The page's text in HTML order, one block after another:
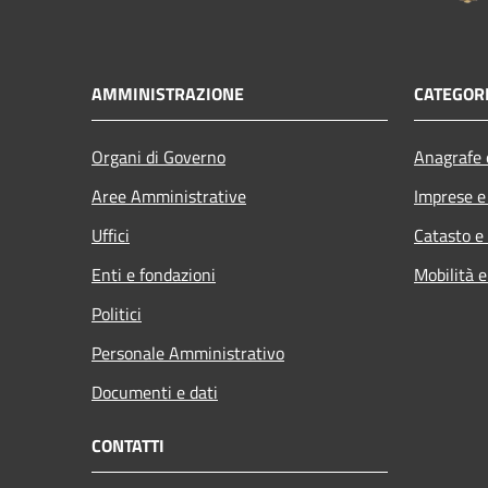
AMMINISTRAZIONE
Organi di Governo
Aree Amministrative
Uffici
Enti e fondazioni
Politici
Personale Amministrativo
Documenti e dati
Imprese
Catasto
Mobilità
CONTATTI